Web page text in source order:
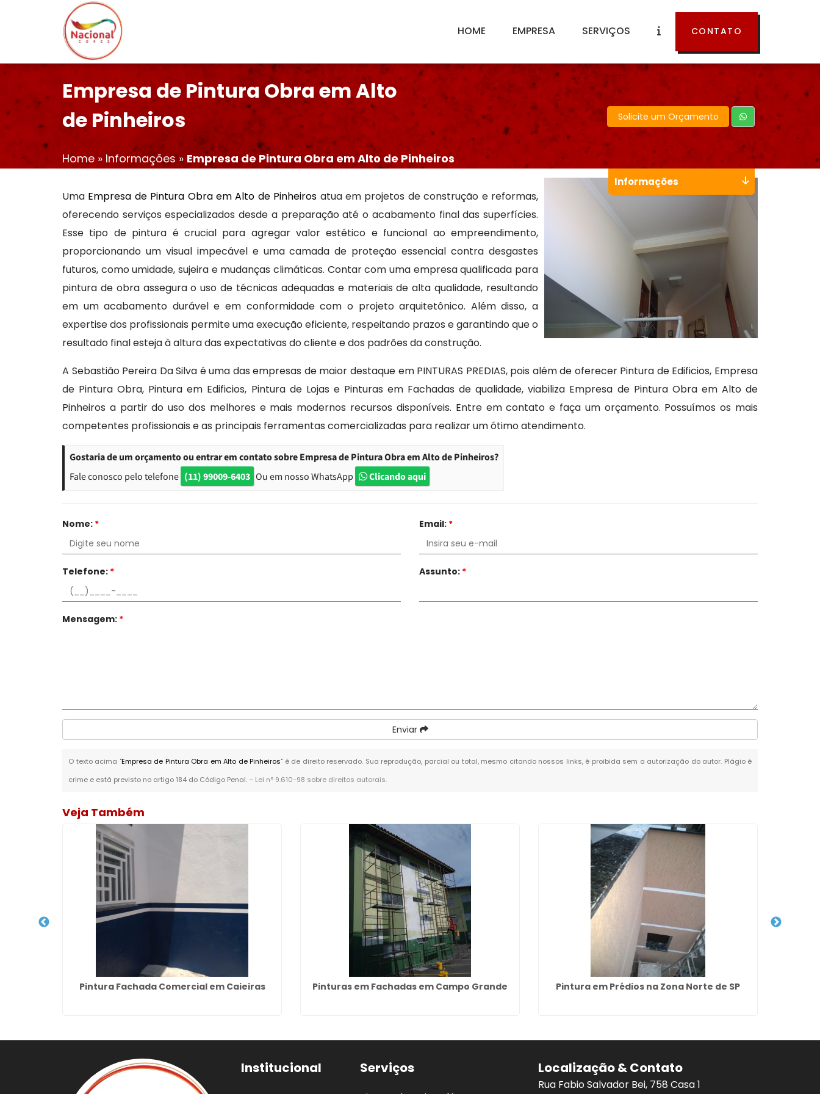
HOME EMPRESA SERVIÇOS CONTATO
Empresa de Pintura Obra em Alto
de Pinheiros
Home » Informações » Empresa de Pintura Obra em Alto de Pinheiros
Solicite um Orçamento
Uma Empresa de Pintura Obra em Alto de Pinheiros atua em projetos de construção e reformas,
oferecendo serviços especializados desde a preparação até o acabamento final das superfícies.
Esse tipo de pintura é crucial para agregar valor estético e funcional ao empreendimento,
proporcionando um visual impecável e uma camada de proteção essencial contra desgastes
futuros, como umidade, sujeira e mudanças climáticas. Contar com uma empresa qualificada para
pintura de obra assegura o uso de técnicas adequadas e materiais de alta qualidade, resultando
em um acabamento durável e em conformidade com o projeto arquitetônico. Além disso, a
expertise dos profissionais permite uma execução eficiente, respeitando prazos e garantindo que o
resultado final esteja à altura das expectativas do cliente e dos padrões da construção.
A Sebastião Pereira Da Silva é uma das empresas de maior destaque em PINTURAS PREDIAS, pois além de oferecer Pintura de Edificios, Empresa
de Pintura Obra, Pintura em Edificios, Pintura de Lojas e Pinturas em Fachadas de qualidade, viabiliza Empresa de Pintura Obra em Alto de
Pinheiros a partir do uso dos melhores e mais modernos recursos disponíveis. Entre em contato e faça um orçamento. Possuímos os mais
competentes profissionais e as principais ferramentas comercializadas para realizar um ótimo atendimento.
Gostaria de um orçamento ou entrar em contato sobre Empresa de Pintura Obra em Alto de Pinheiros?
Fale conosco pelo telefone (11) 99009-6403 Ou em nosso WhatsApp Clicando aqui
Nome: * Email: *
Telefone: * Assunto: *
Mensagem: *
Enviar
O texto acima "Empresa de Pintura Obra em Alto de Pinheiros" é de direito reservado. Sua reprodução, parcial ou total, mesmo citando nossos links, é proibida sem a autorização do autor. Plágio é
crime e está previsto no artigo 184 do Código Penal. – Lei n° 9.610-98 sobre direitos autorais.
Informações
Veja Também
Pintura Fachada Comercial em Caieiras Pinturas em Fachadas em Campo Grande Pintura em Prédios na Zona Norte de SP
Institucional Serviços Localização & Contato
Rua Fabio Salvador Bei, 758 Casa 1